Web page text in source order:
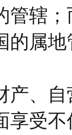
管辖
的属
产、
享受